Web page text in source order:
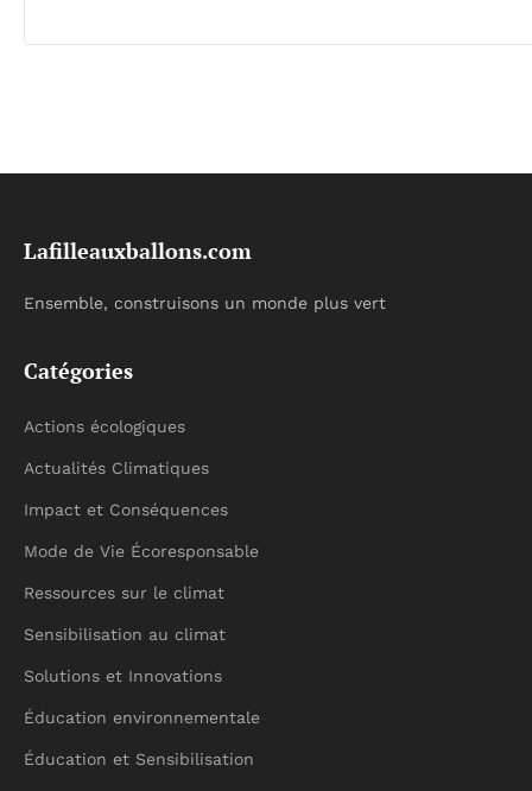
Lafilleauxballons.com
Ensemble, construisons un monde plus vert
Catégories
Actions écologiques
Actualités Climatiques
Impact et Conséquences
Mode de Vie Écoresponsable
Ressources sur le climat
Sensibilisation au climat
Solutions et Innovations
Éducation environnementale
Éducation et Sensibilisation